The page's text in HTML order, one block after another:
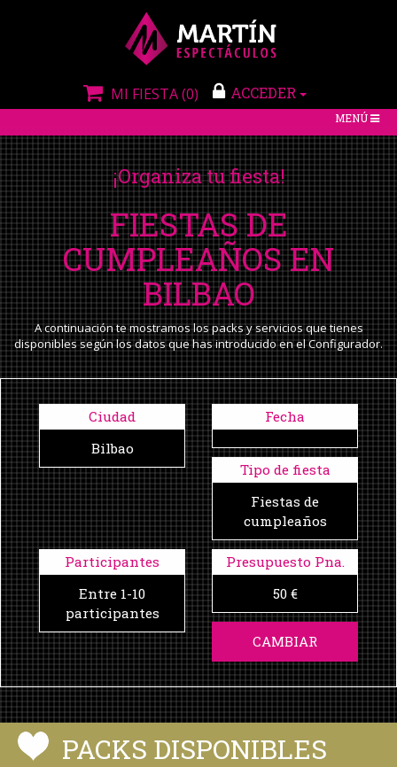
MI FIESTA(0) ACCEDER
TOGGLE
MENÚ
¡Organiza tu fiesta!
FIESTAS DE
CUMPLEAÑOS EN
BILBAO
A continuación te mostramos los packs y servicios que tienes
disponibles según los datos que has introducido en el Configurador.
Ciudad
Bilbao
Fecha
Tipo de fiesta
Fiestas de
cumpleaños
Participantes
Entre 1-10
participantes
Presupuesto Pna.
50 €
CAMBIAR
PACKS DISPONIBLES